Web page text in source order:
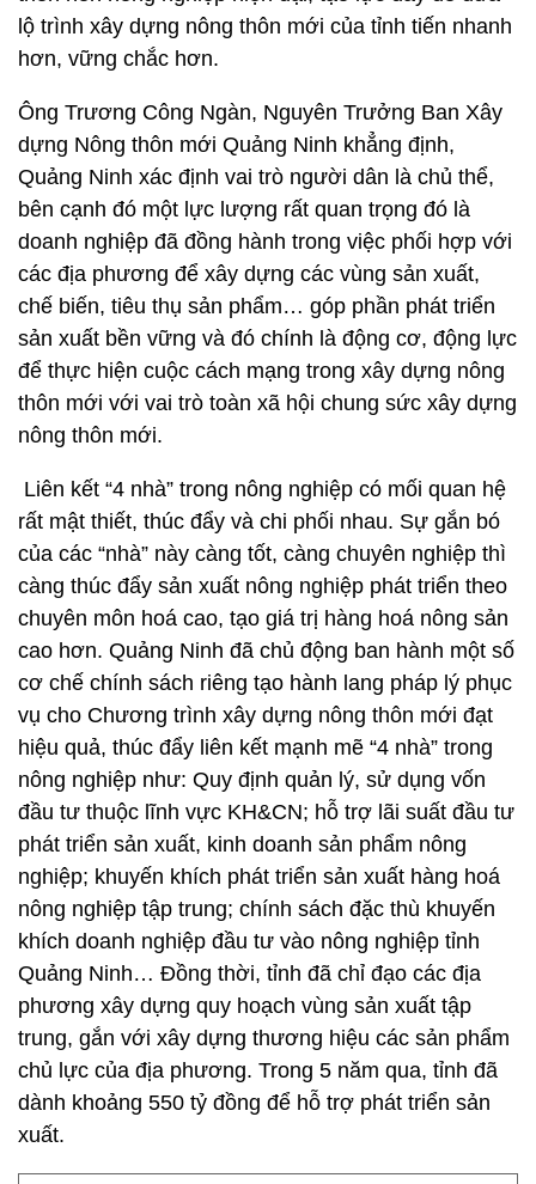
lộ trình xây dựng nông thôn mới của tỉnh tiến nhanh
hơn, vững chắc hơn.
Ông Trương Công Ngàn, Nguyên Trưởng Ban Xây
dựng Nông thôn mới Quảng Ninh khẳng định,
Quảng Ninh xác định vai trò người dân là chủ thể,
bên cạnh đó một lực lượng rất quan trọng đó là
doanh nghiệp đã đồng hành trong việc phối hợp với
các địa phương để xây dựng các vùng sản xuất,
chế biến, tiêu thụ sản phẩm… góp phần phát triển
sản xuất bền vững và đó chính là động cơ, động lực
để thực hiện cuộc cách mạng trong xây dựng nông
thôn mới với vai trò toàn xã hội chung sức xây dựng
nông thôn mới.
Liên kết “4 nhà” trong nông nghiệp có mối quan hệ
rất mật thiết, thúc đẩy và chi phối nhau. Sự gắn bó
của các “nhà” này càng tốt, càng chuyên nghiệp thì
càng thúc đẩy sản xuất nông nghiệp phát triển theo
chuyên môn hoá cao, tạo giá trị hàng hoá nông sản
cao hơn. Quảng Ninh đã chủ động ban hành một số
cơ chế chính sách riêng tạo hành lang pháp lý phục
vụ cho Chương trình xây dựng nông thôn mới đạt
hiệu quả, thúc đẩy liên kết mạnh mẽ “4 nhà” trong
nông nghiệp như: Quy định quản lý, sử dụng vốn
đầu tư thuộc lĩnh vực KH&CN; hỗ trợ lãi suất đầu tư
phát triển sản xuất, kinh doanh sản phẩm nông
nghiệp; khuyến khích phát triển sản xuất hàng hoá
nông nghiệp tập trung; chính sách đặc thù khuyến
khích doanh nghiệp đầu tư vào nông nghiệp tỉnh
Quảng Ninh… Đồng thời, tỉnh đã chỉ đạo các địa
phương xây dựng quy hoạch vùng sản xuất tập
trung, gắn với xây dựng thương hiệu các sản phẩm
chủ lực của địa phương. Trong 5 năm qua, tỉnh đã
dành khoảng 550 tỷ đồng để hỗ trợ phát triển sản
xuất.